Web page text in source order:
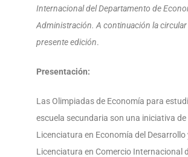
Internacional del Departamento de
Administración. A continuación la circular
presente edición.
Presentación:
Las Olimpiadas de Economía para
escuela secundaria son una iniciativa de
Licenciatura en Economía del Desarrollo
Licenciatura en Comercio Internacional